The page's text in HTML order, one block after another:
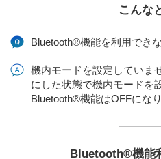
こんな
Bluetooth®機能を利用でき
機内モードを設定していま
にした状態で機内モードを
Bluetooth®機能はOFFになり
Bluetooth®機能